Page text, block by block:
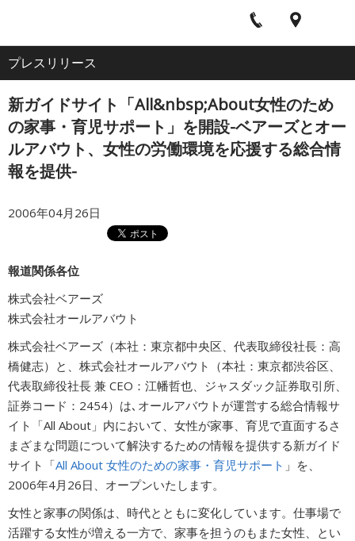
All
About
シ
ホーム
企業情報
IR・投資家情報
サービス
採用情報
プレスリリース
広告商品のご案内
ソーシャルアカウント
閉じる
新ガイドサイト「All&nbsp;About女性のため
の家事・育児サポート」を開設-ベアーズとオー
ルアバウト、女性の労働環境を応援する総合情
報を提供-
2006年04月26日
報道関係各位
株式会社ベアーズ
株式会社オールアバウト
株式会社ベアーズ（本社：東京都中央区、代表取締役社長：高
橋健志）と、株式会社オールアバウト（本社：東京都渋谷区、
代表取締役社長 兼 CEO：江幡哲也、ジャスダック証券取引所、
証券コード：2454）は､オールアバウトが運営する総合情報サ
イト「All About」内において、女性が家事、育児で直面するさ
まざまな問題について解決するための情報を提供する新ガイド
サイト「All About 女性のための家事・育児サポート 」を、
2006年4月26日、オープンいたします。
女性と家事の関係は、時代とともに変化しています。仕事場で
活躍する女性が増える一方で、家事を担うのもまた女性、とい
プレスリリース